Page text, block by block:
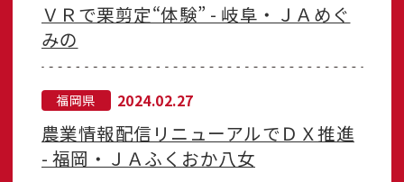
ＶＲで栗剪定“体験” - 岐阜・ＪＡめぐ
みの
福岡県 2024.02.27
農業情報配信リニューアルでＤＸ推進
- 福岡・ＪＡふくおか八女